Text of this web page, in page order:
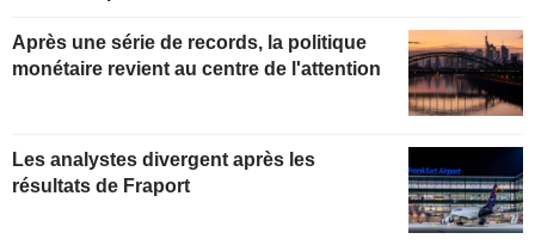
Après une série de records, la politique
monétaire revient au centre de l'attention
Les analystes divergent après les
résultats de Fraport